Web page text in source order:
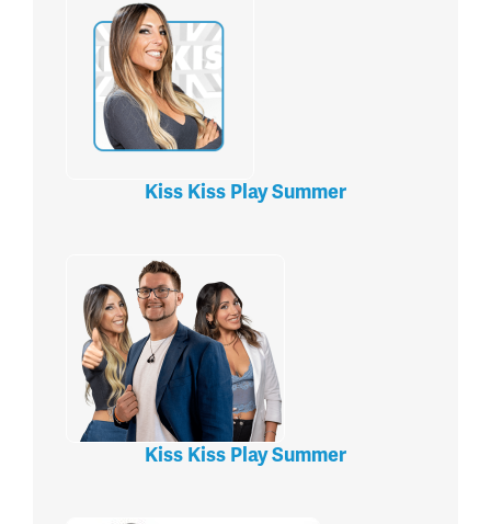
Kiss Kiss Play Summer
Kiss Kiss Play Summer